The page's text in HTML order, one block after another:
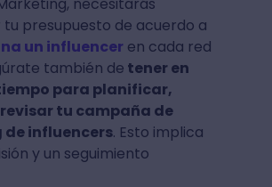
necesitarás
presupuesto de acuerdo a
un influencer en cada red
también de tener en
para planificar,
tu campaña de
influencers. Esto implica
y un seguimiento